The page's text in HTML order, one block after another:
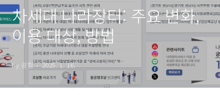
차세대 나라장터: 주요 변화,
이용 대상, 방법
by 공힘 2025. 1. 16.